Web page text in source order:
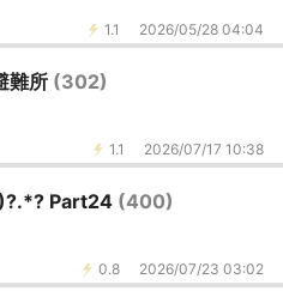
1.1 2026/05/28 04:04
難所 (302)
1.1 2026/07/17 10:38
Part24 (400)
0.8 2026/07/23 03:02